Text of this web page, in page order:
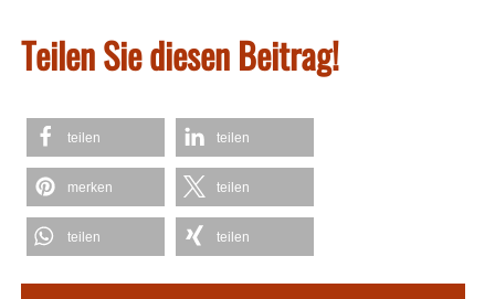
Teilen Sie diesen Beitrag!
teilen teilen
merken teilen
teilen teilen